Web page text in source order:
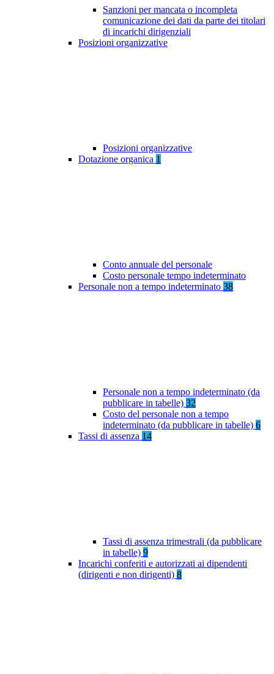
Sanzioni per mancata o incompleta
comunicazione dei dati da parte dei titolari
di incarichi dirigenziali
Posizioni organizzative
Posizioni organizzative
Dotazione organica 1
Conto annuale del personale
Costo personale tempo indeterminato
Personale non a tempo indeterminato 38
Personale non a tempo indeterminato (da
pubblicare in tabelle) 32
Costo del personale non a tempo
indeterminato (da pubblicare in tabelle) 6
Tassi di assenza 14
Tassi di assenza trimestrali (da pubblicare
in tabelle) 9
Incarichi conferiti e autorizzati ai dipendenti
(dirigenti e non dirigenti) 8